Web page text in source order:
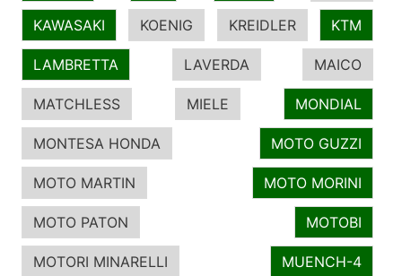
KAWASAKI KOENIG KREIDLER KTM
LAMBRETTA LAVERDA MAICO
MATCHLESS MIELE MONDIAL
MONTESA HONDA MOTO GUZZI
MOTO MARTIN MOTO MORINI
MOTO PATON MOTOBI
MOTORI MINARELLI MUENCH-4